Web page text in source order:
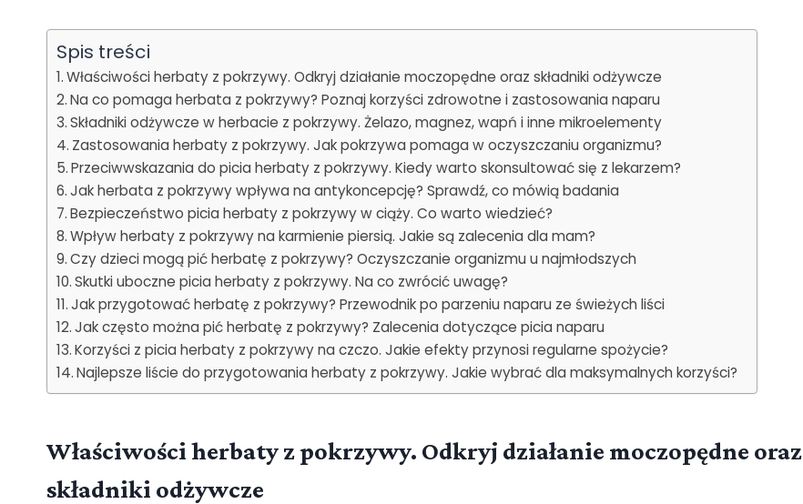
Spis treści
Właściwości herbaty z pokrzywy. Odkryj działanie moczopędne oraz składniki odżywcze
Na co pomaga herbata z pokrzywy? Poznaj korzyści zdrowotne i zastosowania naparu
Składniki odżywcze w herbacie z pokrzywy. Żelazo, magnez, wapń i inne mikroelementy
Zastosowania herbaty z pokrzywy. Jak pokrzywa pomaga w oczyszczaniu organizmu?
Przeciwwskazania do picia herbaty z pokrzywy. Kiedy warto skonsultować się z lekarzem?
Jak herbata z pokrzywy wpływa na antykoncepcję? Sprawdź, co mówią badania
Bezpieczeństwo picia herbaty z pokrzywy w ciąży. Co warto wiedzieć?
Wpływ herbaty z pokrzywy na karmienie piersią. Jakie są zalecenia dla mam?
Czy dzieci mogą pić herbatę z pokrzywy? Oczyszczanie organizmu u najmłodszych
Skutki uboczne picia herbaty z pokrzywy. Na co zwrócić uwagę?
Jak przygotować herbatę z pokrzywy? Przewodnik po parzeniu naparu ze świeżych liści
Jak często można pić herbatę z pokrzywy? Zalecenia dotyczące picia naparu
Korzyści z picia herbaty z pokrzywy na czczo. Jakie efekty przynosi regularne spożycie?
Najlepsze liście do przygotowania herbaty z pokrzywy. Jakie wybrać dla maksymalnych korzyści?
Właściwości herbaty z pokrzywy. Odkryj działanie moczopędne oraz
składniki odżywcze